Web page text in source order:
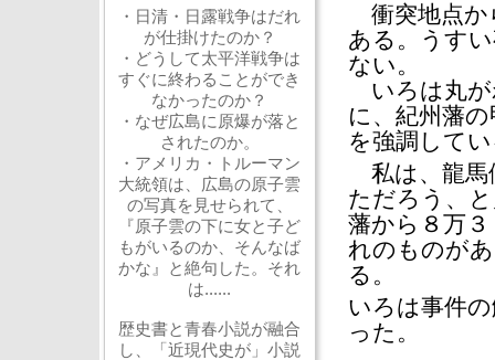
衝突地点か
ある。うす
ない。
いろは丸が
に、紀州藩
を強調して
私は、龍馬
ただろう、
藩から８万
れのものが
る。
いろは事件
った。
・日清・日露戦争はだれ
が仕掛けたのか？
・どうして太平洋戦争は
すぐに終わることができ
なかったのか？
・なぜ広島に原爆が落と
されたのか。
・アメリカ・トルーマン
大統領は、広島の原子雲
の写真を見せられて、
『原子雲の下に女と子ど
もがいるのか、そんなば
かな』と絶句した。それ
は......
歴史書と青春小説が融合
し、「近現代史が」小説